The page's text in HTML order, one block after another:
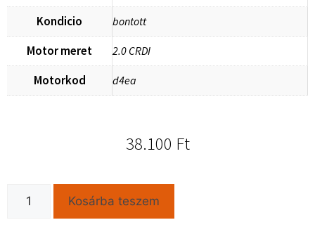
Kondicio bontott
Motor meret 2.0 CRDI
Motorkod d4ea
38.100 Ft
Kosárba teszem